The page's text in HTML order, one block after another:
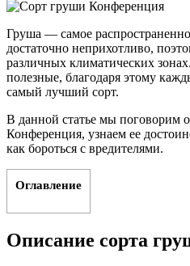
Груша — самое
достаточно неприхотливо,
различных климатических
полезные, благодаря этому
самый лучший сорт.
В данной статье мы поговорим
Конференция, узнаем ее
как бороться с вредителями.
Оглавление
Описание сорта